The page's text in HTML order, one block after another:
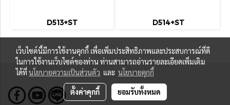
D513+ST D514+ST
เว็บไซต์นี้มีการใช้งานคุกกี้ เพื่อเพิ่มประสิทธิภาพและประสบการณ์ที่ดี
ในการใช้งานเว็บไซต์ของท่าน ท่านสามารถอ่านรายละเอียดเพิ่มเติม
ได้ที่นโยบายความเป็นส่วนตัว และ นโยบายคุกกี้
ตั้งค่าคุกกี้ ยอมรับทั้งหมด